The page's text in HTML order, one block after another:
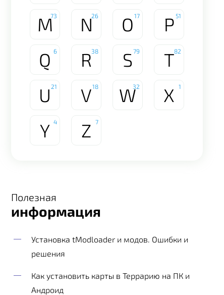
M73 N26 O 17 P 51
Q 6 R38 S79 T82
U 21 V18 W32 X 1
Y 4 Z 7
Полезная
информация
Установка tModloader и модов. Ошибки и
решения
Как установить карты в Террарию на ПК и
Андроид